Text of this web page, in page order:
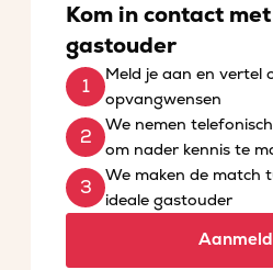
Kom in contact
gastouder
Meld je aan en vertel
opvangwensen
We nemen
om nader kennis te
We maken de match
ideale gastouder